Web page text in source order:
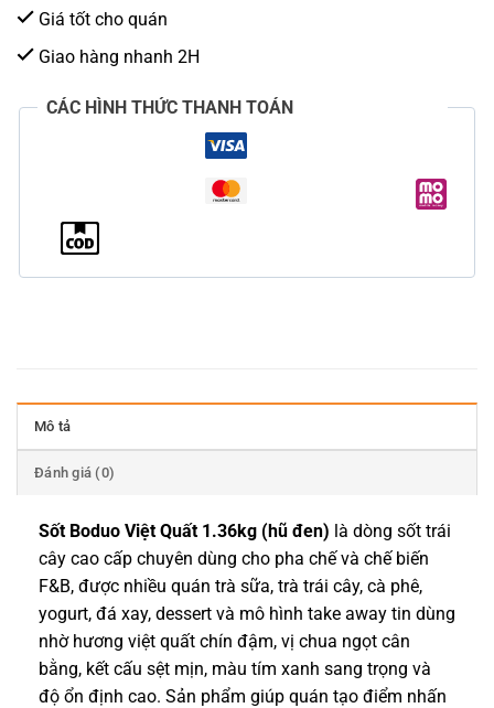
Giá tốt cho quán
Giao hàng nhanh 2H
CÁC HÌNH THỨC THANH TOÁN
Mô tả
Đánh giá (0)
Sốt Boduo Việt Quất 1.36kg (hũ đen) là dòng sốt trái
cây cao cấp chuyên dùng cho pha chế và chế biến
F&B, được nhiều quán trà sữa, trà trái cây, cà phê,
yogurt, đá xay, dessert và mô hình take away tin dùng
nhờ hương việt quất chín đậm, vị chua ngọt cân
bằng, kết cấu sệt mịn, màu tím xanh sang trọng và
độ ổn định cao. Sản phẩm giúp quán tạo điểm nhấn